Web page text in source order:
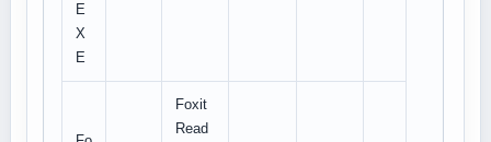
E
X
E
Foxit
Read